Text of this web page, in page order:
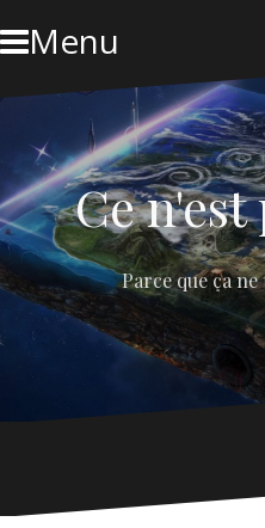
to
contentMenu
Ce
Parce que ça